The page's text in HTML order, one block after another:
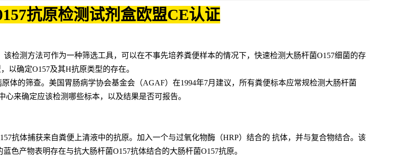
抗原检测试剂盒欧盟CE认证
该检测方法可作为一种筛选工具，可以在不事先培养粪便样本的情况下，快速检测大肠杆菌O157细菌的存
以确定O157及其H抗原类型的存在。
体的筛查。美国胃肠病学协会基金会（AGAF）在1994年7月建议，所有粪便标本应常规检测大肠杆菌
来确定应该检测哪些标本，以及结果是否可报告。
抗体捕获来自粪便上清液中的抗原。加入一个与过氧化物酶（HRP）结合的 抗体，并与复合物结合。该
蓝色产物表明存在与抗大肠杆菌O157抗体结合的大肠杆菌O157抗原。